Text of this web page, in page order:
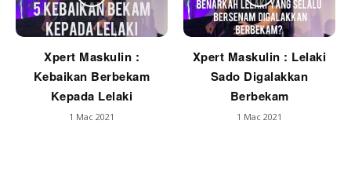
Xpert Maskulin :
Kebaikan Berbekam
Kepada Lelaki
1 Mac 2021
Xpert Maskulin : Lelaki
Sado Digalakkan
Berbekam
1 Mac 2021